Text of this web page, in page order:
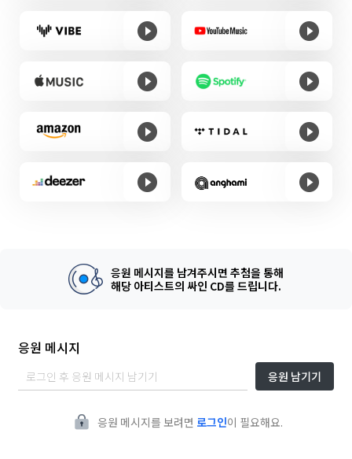
응원 메시지를 남겨주시면 추첨을 통해
해당 아티스트의 싸인 CD를 드립니다.
응원 메시지
응원 남기기
응원 메시지를 보려면 로그인이 필요해요.